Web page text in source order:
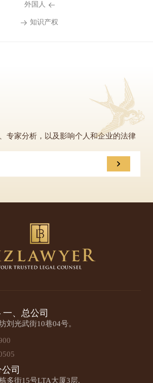
外国人
知识产权
专家分析，以及影响个人和企业的法律
、总公司
刘光武街10巷04号。
司
多街15号LTA大厦3层.